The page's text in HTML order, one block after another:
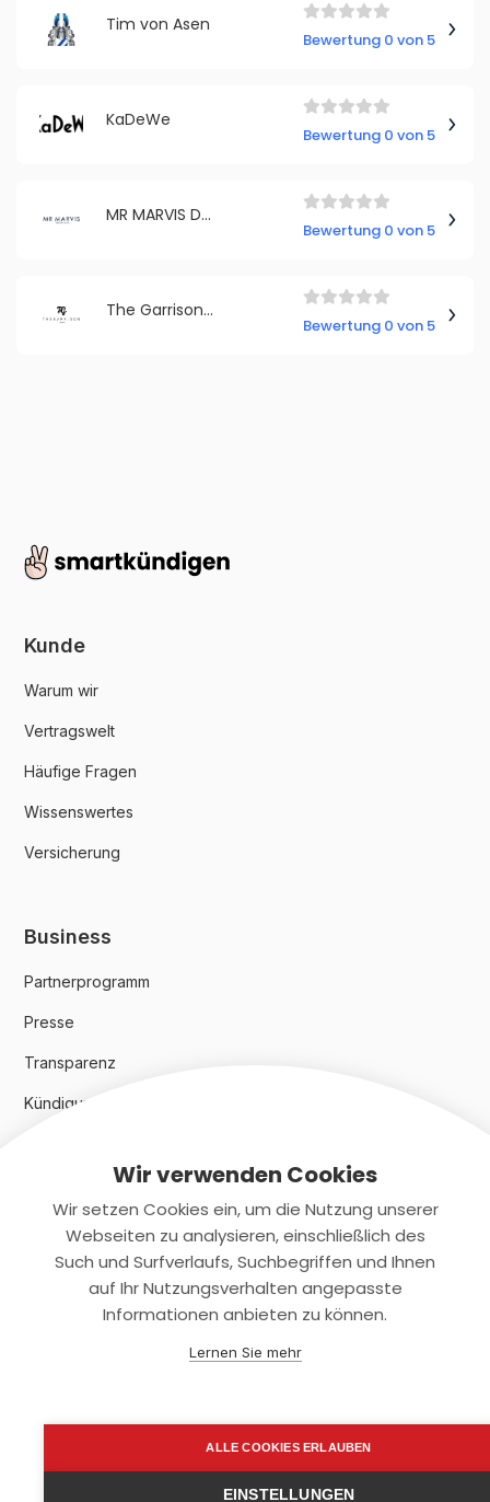
Tim von Asen
Bewertung 0 von 5
KaDeWe
Bewertung 0 von 5
MR MARVIS Deutschland
Bewertung 0 von 5
The Garrison B.V.
Bewertung 0 von 5
Kunde
Warum wir
Vertragswelt
Häufige Fragen
Wissenswertes
Versicherung
Business
Partnerprogramm
Presse
Transparenz
Kündigungsindex 2024
Rechtliches
Datenschutz
support@smartkuendigen.de
Wir verwenden Cookies
Wir setzen Cookies ein, um die Nutzung unserer
Webseiten zu analysieren, einschließlich des
Such und Surfverlaufs, Suchbegriffen und Ihnen
auf Ihr Nutzungsverhalten angepasste
Informationen anbieten zu können.
Lernen Sie mehr
ALLE COOKIES ERLAUBEN
EINSTELLUNGEN